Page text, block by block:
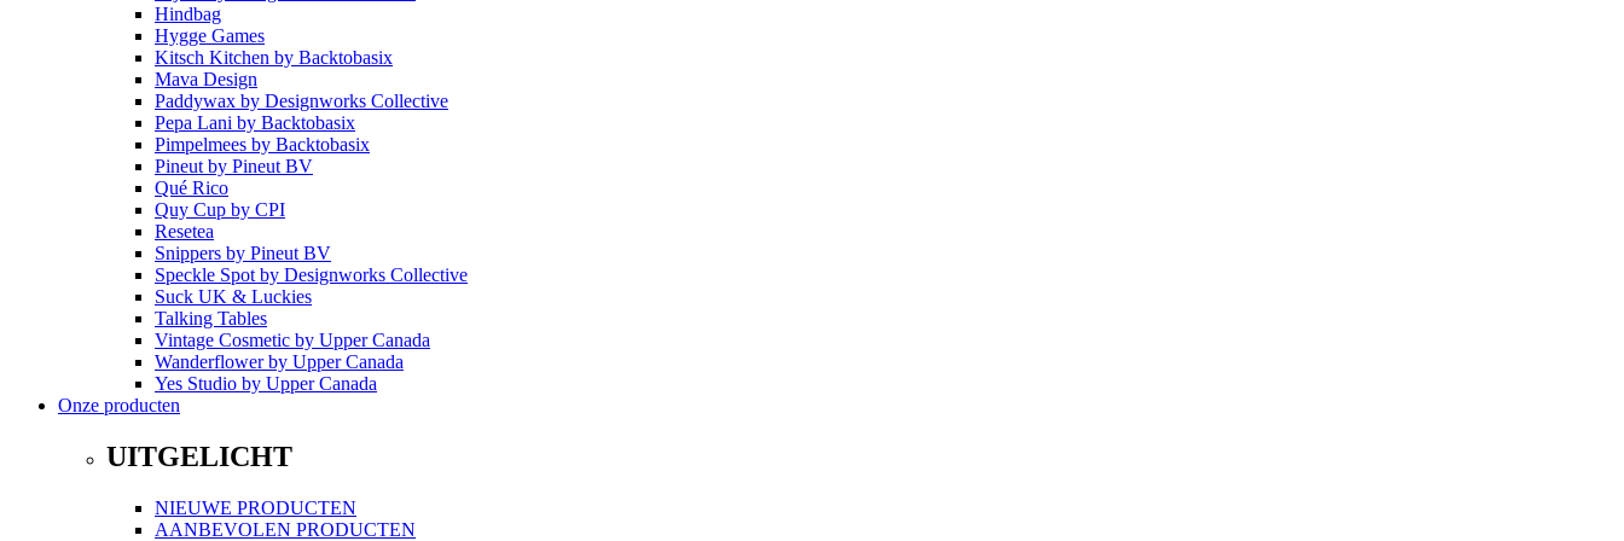
Hindbag
Hygge Games
Kitsch Kitchen by Backtobasix
Mava Design
Paddywax by Designworks Collective
Pepa Lani by Backtobasix
Pimpelmees by Backtobasix
Pineut by Pineut BV
Qué Rico
Quy Cup by CPI
Resetea
Snippers by Pineut BV
Speckle Spot by Designworks Collective
Suck UK & Luckies
Talking Tables
Vintage Cosmetic by Upper Canada
Wanderflowerby Upper Canada
Yes Studio by Upper Canada
Onze producten
UITGELICHT
NIEUWE PRODUCTEN
AANBEVOLEN PRODUCTEN